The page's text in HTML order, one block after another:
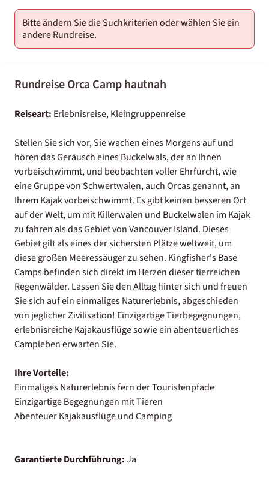
Bitte ändern Sie die Suchkriterien oder wählen Sie ein
andere Rundreise.
Rundreise Orca Camp hautnah
Reiseart: Erlebnisreise, Kleingruppenreise
Stellen Sie sich vor, Sie wachen eines Morgens auf und
hören das Geräusch eines Buckelwals, der an Ihnen
vorbeischwimmt, und beobachten voller Ehrfurcht, wie
eine Gruppe von Schwertwalen, auch Orcas genannt, an
Ihrem Kajak vorbeischwimmt. Es gibt keinen besseren Ort
auf der Welt, um mit Killerwalen und Buckelwalen im Kajak
zu fahren als das Gebiet von Vancouver Island. Dieses
Gebiet gilt als eines der sichersten Plätze weltweit, um
diese großen Meeressäuger zu sehen. Kingfisher's Base
Camps befinden sich direkt im Herzen dieser tierreichen
Regenwälder. Lassen Sie den Alltag hinter sich und freuen
Sie sich auf ein einmaliges Naturerlebnis, abgeschieden
von jeglicher Zivilisation! Einzigartige Tierbegegnungen,
erlebnisreiche Kajakausflüge sowie ein abenteuerliches
Campleben erwarten Sie.
Ihre Vorteile:
Einmaliges Naturerlebnis fern der Touristenpfade
Einzigartige Begegnungen mit Tieren
Abenteuer Kajakausflüge und Camping
Garantierte Durchführung:Ja